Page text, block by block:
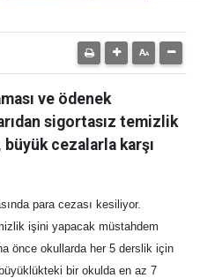
ve ödenek
sigortasız temizlik
büyük cezalarla karşı
para cezası kesiliyor.
işini yapacak müstahdem
önce okullarda her 5 derslik için
bir okulda en az 7